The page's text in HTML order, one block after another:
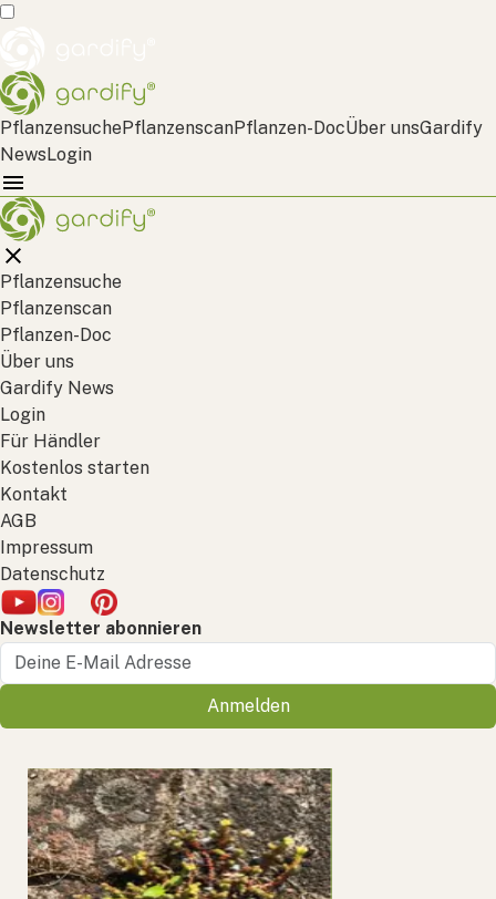
PflanzensuchePflanzenscanPflanzen-DocÜber unsGardify
NewsLogin
Pflanzensuche
Pflanzenscan
Pflanzen-Doc
Über uns
Gardify News
Login
Für Händler
Kostenlos starten
Kontakt
AGB
Impressum
Datenschutz
Newsletter abonnieren
Anmelden